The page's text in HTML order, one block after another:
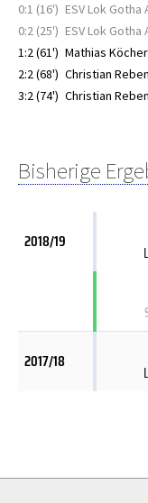
0:1 (16') ESV Lok Gotha
0:2 (25') ESV Lok Gotha
1:2 (61') Mathias Köcher
2:2 (68') Christian
3:2 (74') Christian
Bisherige
2018/19
2017/18